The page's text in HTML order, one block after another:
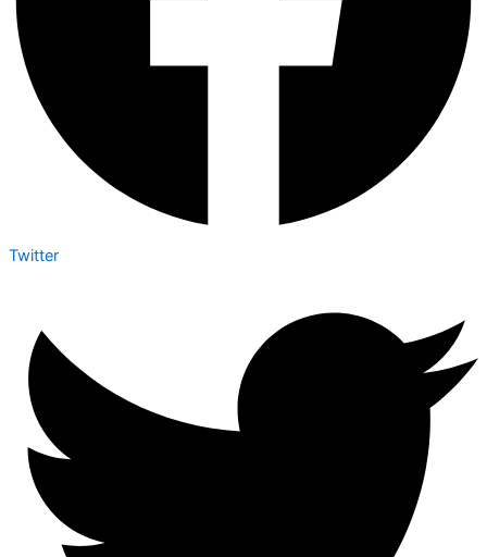
Twitter